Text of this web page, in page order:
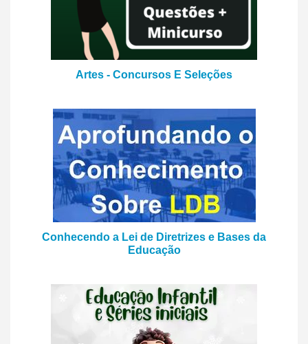
Artes - Concursos E Seleções
Conhecendo a Lei de Diretrizes e Bases da
Educação